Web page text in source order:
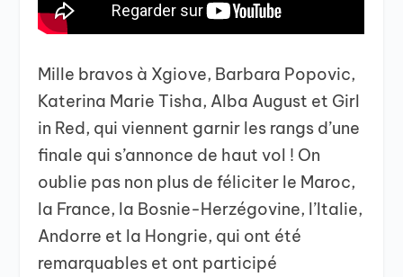
Mille bravos à Xgiove, Barbara Popovic,
Katerina Marie Tisha, Alba August et Girl
in Red, qui viennent garnir les rangs d’une
finale qui s’annonce de haut vol ! On
oublie pas non plus de féliciter le Maroc,
la France, la Bosnie-Herzégovine, l’Italie,
Andorre et la Hongrie, qui ont été
remarquables et ont participé